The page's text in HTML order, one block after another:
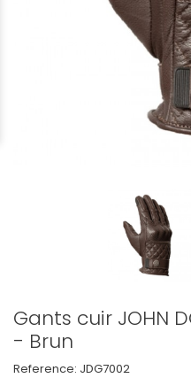
Gants cuir JOHN
- Brun
Reference: JDG7002